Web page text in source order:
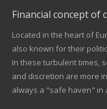
Financial concept of
Located in the heart of
also known for their
In these turbulent times,
and discretion are more
always a "safe haven" in